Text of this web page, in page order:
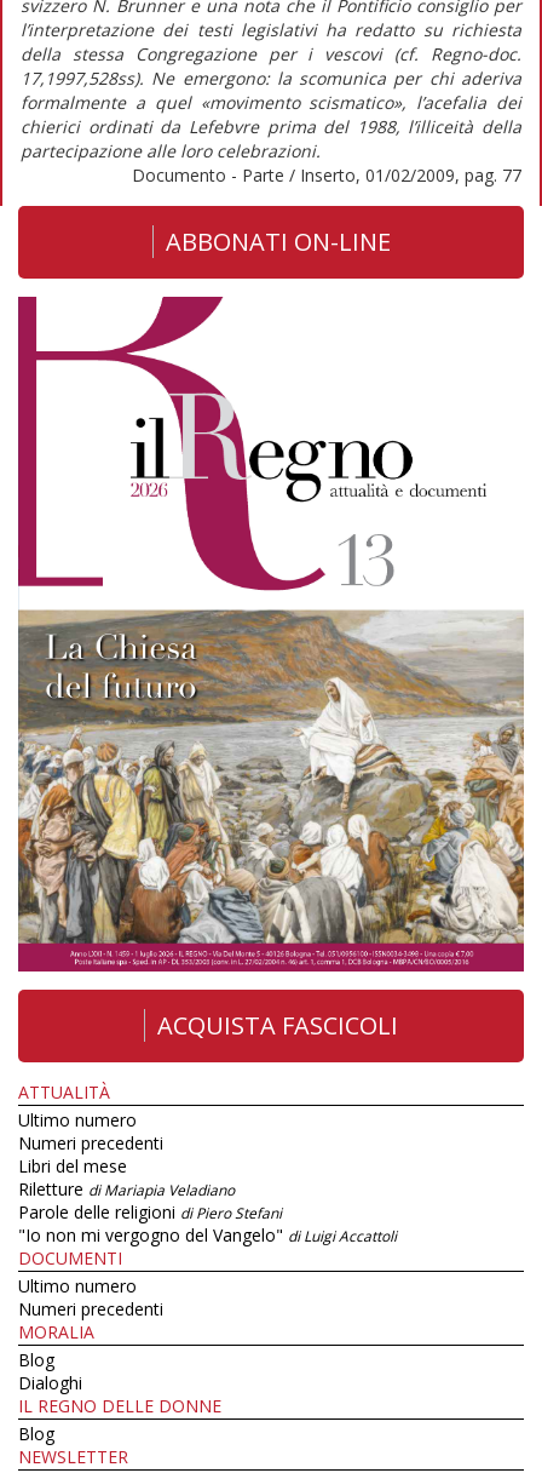
svizzero N. Brunner e una nota che il Pontificio consiglio per
l’interpretazione dei testi legislativi ha redatto su richiesta
della stessa Congregazione per i vescovi (cf. Regno-doc.
17,1997,528ss). Ne emergono: la scomunica per chi aderiva
formalmente a quel «movimento scismatico», l’acefalia dei
chierici ordinati da Lefebvre prima del 1988, l’illiceità della
partecipazione alle loro celebrazioni.
Documento - Parte / Inserto, 01/02/2009, pag. 77
ABBONATI ON-LINE
ACQUISTA FASCICOLI
ATTUALITÀ
Ultimo numero
Numeri precedenti
Libri del mese
Riletture di Mariapia Veladiano
Parole delle religioni di Piero Stefani
"Io non mi vergogno del Vangelo" di Luigi Accattoli
DOCUMENTI
Ultimo numero
Numeri precedenti
MORALIA
Blog
Dialoghi
IL REGNO DELLE DONNE
Blog
NEWSLETTER